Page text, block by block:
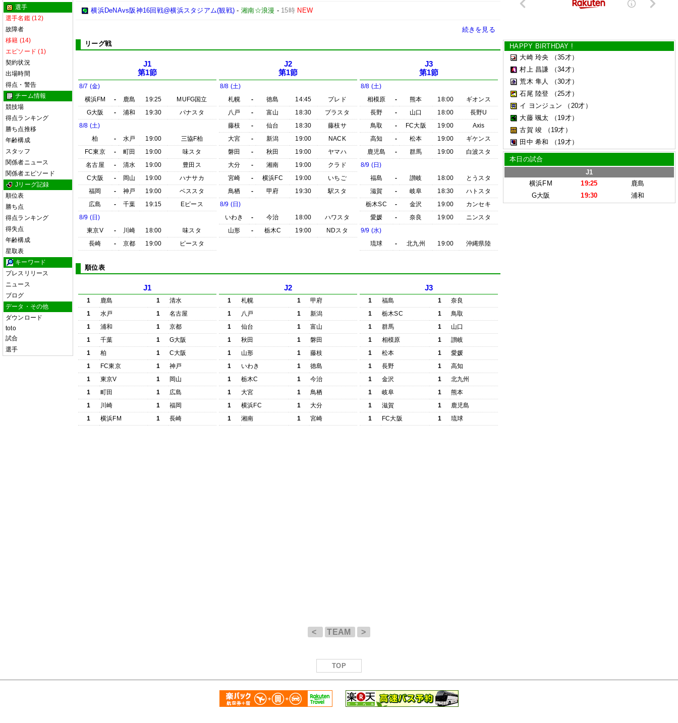
選手
選手名鑑 (12)
故障者
移籍 (14)
エピソード (1)
契約状況
出場時間
得点・警告
チーム情報
競技場
得点ランキング
勝ち点推移
年齢構成
スタッフ
関係者ニュース
関係者エピソード
Jリーグ記録
順位表
勝ち点
得点ランキング
得失点
年齢構成
星取表
キーワード
プレスリリース
ニュース
ブログ
データ・その他
ダウンロード
toto
試合
選手
横浜DeNAvs阪神16回戦@横浜スタジアム(観戦) -湘南☆浪漫 - 15時 NEW
続きを見る
リーグ戦
J1
第1節
8/7 (金)
横浜FM
- 鹿島 19:25
MUFG国立
G大阪
- 浦和 19:30
パナスタ
8/8 (土)
柏
- 水戸 19:00
三協F柏
FC東京
- 町田 19:00
味スタ
名古屋
- 清水 19:00
豊田ス
C大阪
- 岡山 19:00
ハナサカ
福岡
- 神戸 19:00
ベススタ
広島
- 千葉 19:15
Eピース
8/9 (日)
東京V
- 川崎 18:00
味スタ
長崎
- 京都 19:00 ピースタ
J2
第1節
8/8 (土)
札幌
- 徳島 14:45
プレド
八戸
- 富山 18:30
プラスタ
藤枝
- 仙台 18:30
藤枝サ
大宮
- 新潟 19:00
NACK
磐田
- 秋田 19:00
ヤマハ
大分
- 湘南 19:00
クラド
宮崎
- 横浜FC 19:00
いちご
鳥栖
- 甲府 19:30
駅スタ
8/9 (日)
いわき
- 今治 18:00
ハワスタ
山形
- 栃木C 19:00 NDスタ
J3
第1節
8/8 (土)
相模原
- 熊本 18:00
ギオンス
長野
- 山口 18:00
長野U
鳥取
- FC大阪 19:00
Axis
高知
- 松本 19:00
ギケンス
鹿児島
- 群馬 19:00
白波スタ
8/9 (日)
福島
- 讃岐 18:00
とうスタ
滋賀
- 岐阜 18:30
ハトスタ
栃木SC
- 金沢 19:00
カンセキ
愛媛
- 奈良 19:00
ニンスタ
9/9 (水)
琉球
- 北九州 19:00 沖縄県陸
順位表
J1
1 鹿島 1
清水
1
水戸 1
名古屋
1
浦和 1
京都
1
千葉 1
G大阪
1
柏 1
C大阪
1
FC東京 1
神戸
1
東京V 1
岡山
1
町田 1
広島
1
川崎 1
福岡
1
横浜FM 1 長崎
J2
1 札幌 1
甲府
1
八戸 1
新潟
1
仙台 1
富山
1
秋田 1
磐田
1
山形 1
藤枝
1
いわき 1
徳島
1
栃木C 1
今治
1
大宮 1
鳥栖
1
横浜FC 1
大分
1
湘南 1 宮崎
J3
1 福島 1
奈良
1
栃木SC 1
鳥取
1
群馬 1
山口
1
相模原 1
讃岐
1
松本 1
愛媛
1
長野 1
高知
1
金沢 1
北九州
1
岐阜 1
熊本
1
滋賀 1
鹿児島
1
FC大阪 1 琉球
HAPPY BIRTHDAY !
大崎 玲央
（35才）
村上 昌謙
（34才）
荒木 隼人
（30才）
石尾 陸登
（25才）
イ ヨンジュン
（20才）
大藤 颯太
（19才）
古賀 竣
（19才）
田中 希和
（19才）
本日の試合
J1
横浜FM
19:25
鹿島
G大阪
19:30 浦和
< TEAM >
TOP